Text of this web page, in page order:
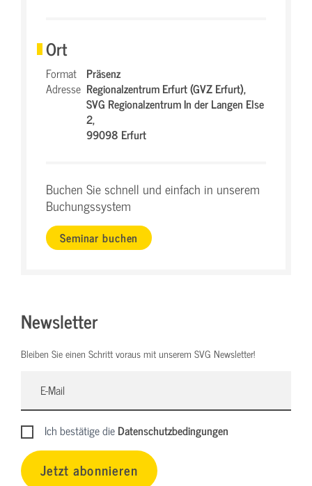
Ort
Format Präsenz
Adresse Regionalzentrum Erfurt (GVZ Erfurt),
SVG Regionalzentrum In der Langen Else
2,
99098 Erfurt
Buchen Sie schnell und einfach in unserem
Buchungssystem
Seminar buchen
Newsletter
Bleiben Sie einen Schritt voraus mit unserem SVG Newsletter!
Ich bestätige dieDatenschutzbedingungen
Jetzt abonnieren